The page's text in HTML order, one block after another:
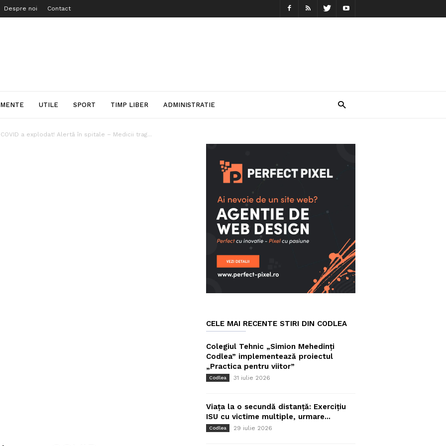
Despre noi Contact
UTILE SPORT TIMP LIBER ADMINISTRATIE
a explodat! Alertă în spitale – Medicii trag...
CELE MAI RECENTE STIRI DIN CODLEA
Colegiul Tehnic „Simion Mehedinți
Codlea” implementează proiectul
„Practica pentru viitor”
Codlea 31 iulie 2026
Viața la o secundă distanță: Exercițiu
ISU cu victime multiple, urmare...
Codlea 29 iulie 2026